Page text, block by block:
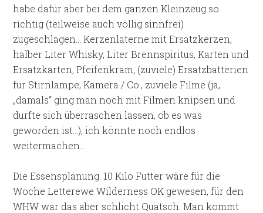
habe dafür aber bei dem ganzen Kleinzeug so
richtig (teilweise auch völlig sinnfrei)
zugeschlagen… Kerzenlaterne mit Ersatzkerzen,
halber Liter Whisky, Liter Brennspiritus, Karten und
Ersatzkarten, Pfeifenkram, (zuviele) Ersatzbatterien
für Stirnlampe, Kamera / Co., zuviele Filme (ja,
„damals“ ging man noch mit Filmen knipsen und
durfte sich überraschen lassen, ob es was
geworden ist…), ich könnte noch endlos
weitermachen…
Die Essensplanung. 10 Kilo Futter wäre für die
Woche Letterewe Wilderness OK gewesen, für den
WHW war das aber schlicht Quatsch. Man kommt